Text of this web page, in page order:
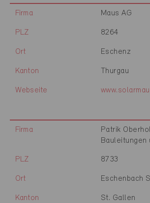
Firma Maus AG
PLZ 8264
Ort Eschenz
Kanton Thurgau
Webseite
Firma
Patrik
Bauleitungen
PLZ 8733
Ort Eschenbach
Kanton St. Gallen